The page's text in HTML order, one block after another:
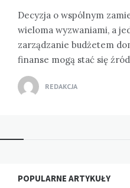
Decyzja o wspólnym
wieloma wyzwaniami, a
zarządzanie budżetem
finanse mogą stać się
REDAKCJA
Widgets
POPULARNE ARTYKUŁY